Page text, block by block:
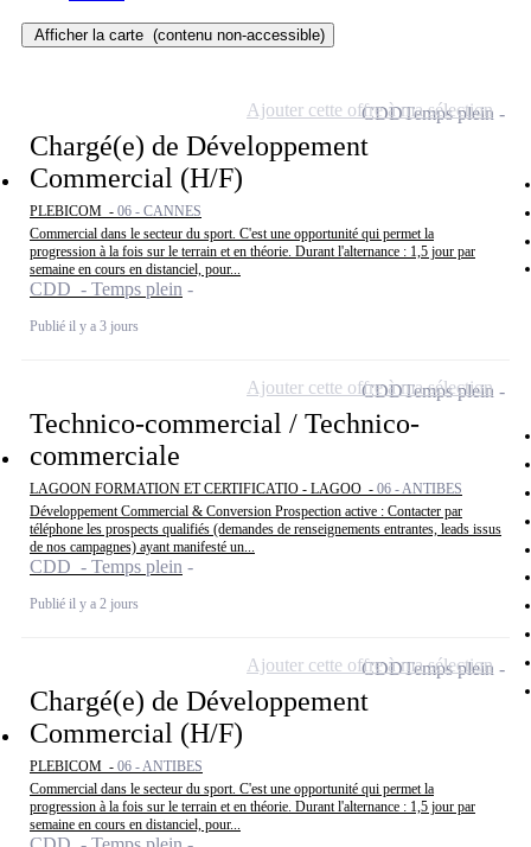
Afficher la carte (contenu non-accessible)
Chargé(e) de Développement
Commercial (H/F)
PLEBICOM - 06 - CANNES
Commercial dans le secteur du sport. C'est une opportunité qui permet la
progression à la fois sur le terrain et en théorie. Durant l'alternance : 1,5 jour par
semaine en cours en distanciel, pour...
CDD - Temps plein
Publié il y a 3 jours
CDDTemps plein
Ajouter cette offre à ma sélection
Technico-commercial / Technico-
commerciale
LAGOON FORMATION ET CERTIFICATIO - LAGOO - 06 - ANTIBES
Développement Commercial & Conversion Prospection active : Contacter par
téléphone les prospects qualifiés (demandes de renseignements entrantes, leads issus
de nos campagnes) ayant manifesté un...
CDD - Temps plein
Publié il y a 2 jours
CDDTemps plein
Ajouter cette offre à ma sélection
Chargé(e) de Développement
Commercial (H/F)
PLEBICOM - 06 - ANTIBES
Commercial dans le secteur du sport. C'est une opportunité qui permet la
progression à la fois sur le terrain et en théorie. Durant l'alternance : 1,5 jour par
semaine en cours en distanciel, pour...
CDDTemps plein
Ajouter cette offre à ma sélection